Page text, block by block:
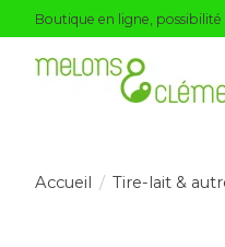
Boutique en ligne,
Accueil / Tire-lait &